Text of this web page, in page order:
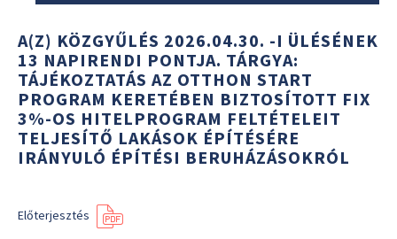
A(Z) KÖZGYŰLÉS 2026.04.30. -I ÜLÉSÉNEK
13 NAPIRENDI PONTJA. TÁRGYA:
TÁJÉKOZTATÁS AZ OTTHON START
PROGRAM KERETÉBEN BIZTOSÍTOTT FIX
3%-OS HITELPROGRAM FELTÉTELEIT
TELJESÍTŐ LAKÁSOK ÉPÍTÉSÉRE
IRÁNYULÓ ÉPÍTÉSI BERUHÁZÁSOKRÓL
Előterjesztés